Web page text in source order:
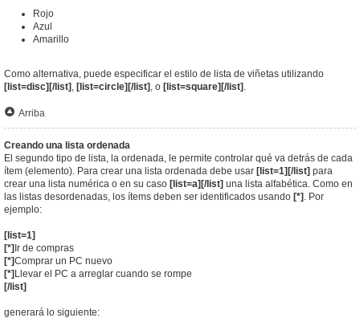
Rojo
Azul
Amarillo
Como alternativa, puede especificar el estilo de lista de viñetas utilizando
[list=disc][/list] [list=circle][/list] , o [list=square][/list]
Arriba
Creando una lista ordenada
El segundo tipo de lista, la ordenada, le permite controlar qué va detrás de cada
ítem (elemento). Para crear una lista ordenada debe usar [list=1][/list] para
crear una lista numérica o en su caso [list=a][/list] una lista alfabética. Como en
las listas desordenadas, los ítems deben ser identificados usando [*] . Por
ejemplo:
[list=1]
[*]Ir de compras
[*]Comprar un PC nuevo
[*]Llevar el PC a arreglar cuando se rompe
[/list]
generará lo siguiente: